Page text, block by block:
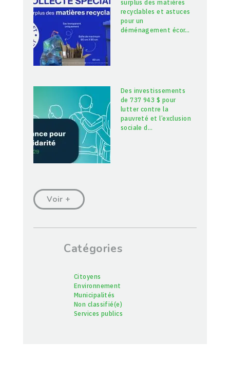
surplus des matières
recyclables et astuces
pour un
déménagement écor…
Des investissements
de 737 943 $ pour
lutter contre la
pauvreté et l’exclusion
sociale d…
Voir +
Catégories
Citoyens
Environnement
Municipalités
Non classifié(e)
Services publics